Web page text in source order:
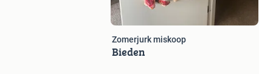
Zomerjurk miskoop
Bieden